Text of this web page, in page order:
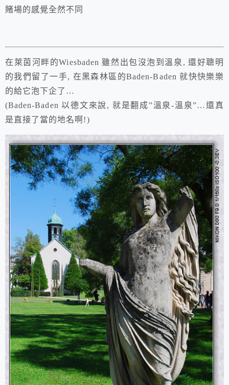
賭場的感覺全然不同
在萊茵河畔的Wiesbaden 雖然出包沒泡到溫泉, 還好聰明
的我們留了一手, 在黑森林區的Baden-Baden 就快快樂樂
的給它泡下企了…
(Baden-Baden以德文來說, 就是翻成”溫泉-溫泉”…還真
是直接了當的地名啊!)